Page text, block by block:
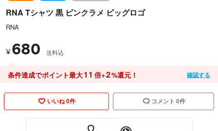
RNA Tシャツ 黒 ピンクラメ ビッグロゴ
RNA
¥ 680 送料込
条件達成でポイント最大11 倍+2%還元！ 確認する
いいね 0件 コメント 0件